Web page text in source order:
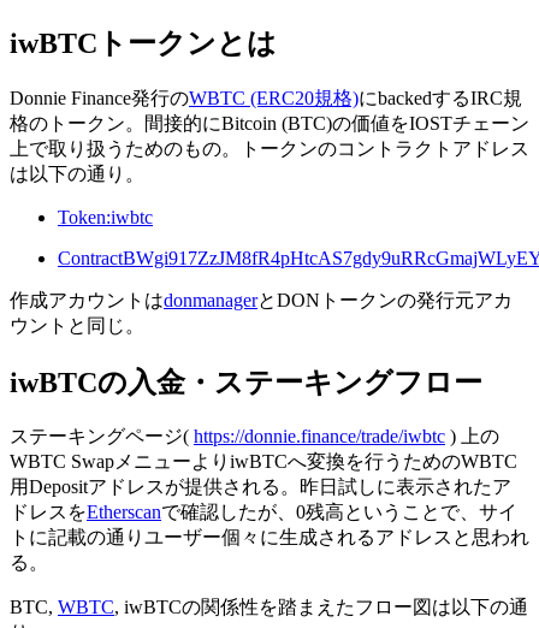
iwBTCトークンとは
Donnie Finance発行のWBTC (ERC20規格)にbackedするIRC規
格のトークン。間接的にBitcoin (BTC)の価値をIOSTチェーン
上で取り扱うためのもの。トークンのコントラクトアドレス
は以下の通り。
Token:iwbtc
作成アカウントはdonmanagerとDONトークンの発行元アカ
ウントと同じ。
iwBTCの入金・ステーキングフロー
ステーキングページ( https://donnie.finance/trade/iwbtc ) 上の
WBTC SwapメニューよりiwBTCへ変換を行うためのWBTC
用Depositアドレスが提供される。昨日試しに表示されたア
ドレスをEtherscanで確認したが、0残高ということで、サイ
トに記載の通りユーザー個々に生成されるアドレスと思われ
る。
BTC, WBTC, iwBTCの関係性を踏まえたフロー図は以下の通